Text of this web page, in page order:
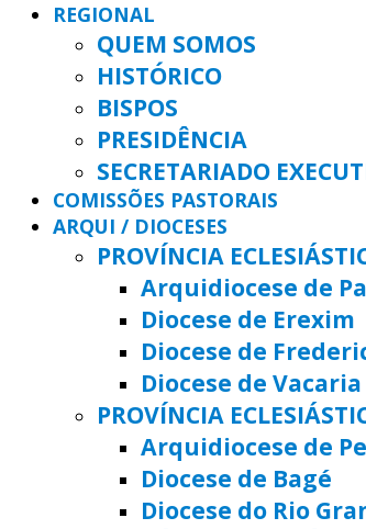
REGIONAL
QUEM SOMOS
HISTÓRICO
BISPOS
PRESIDÊNCIA
SECRETARIADO
COMISSÕES PASTORAIS
ARQUI / DIOCESES
PROVÍNCIA
Arquidiocese de
Diocese de Erexim
Diocese de
Diocese de Vacaria
PROVÍNCIA
Arquidiocese de
Diocese de Bagé
Diocese do Rio